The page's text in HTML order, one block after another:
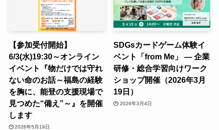
【参加受付開始】
6/3(水)19:30～オンライン
イベント『物だけでは守れ
ない命のお話～福島の経験
を胸に、能登の支援現場で
見つめた“備え”～』を開催
します
2026年5月19日
SDGsカードゲーム体験イ
ベント「from Me」 — 企業
研修・総合学習向けワーク
ショップ開催（2026年3月
19日）
2026年3月4日